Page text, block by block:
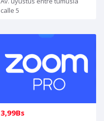
creditos puede comprar)
calle 5
3,99Bs